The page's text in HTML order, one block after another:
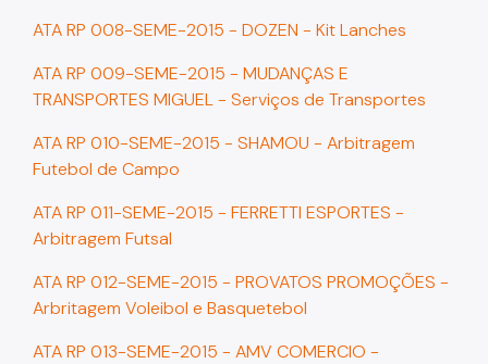
ATA RP 008-SEME-2015 - DOZEN - Kit Lanches
ATA RP 009-SEME-2015 - MUDANÇAS E
TRANSPORTES MIGUEL - Serviços de Transportes
ATA RP 010-SEME-2015 - SHAMOU - Arbitragem
Futebol de Campo
ATA RP 011-SEME-2015 - FERRETTI ESPORTES -
Arbitragem Futsal
ATA RP 012-SEME-2015 - PROVATOS PROMOÇÕES -
Arbritagem Voleibol e Basquetebol
ATA RP 013-SEME-2015 - AMV COMERCIO -